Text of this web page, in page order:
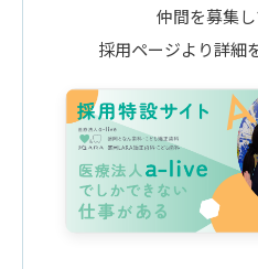
仲間を募集し
採用ページより詳細